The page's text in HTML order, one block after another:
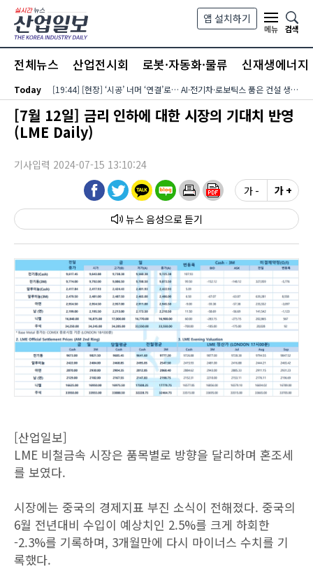
본문 바로가기
앱 설치하기
메뉴
검색
전체뉴스 산업전시회 로봇·자동화·물류 신재생에너지
Today [19:44] [현장] ‘시공’ 너머 ‘연결’로… AI·전기차·로보틱스 품은 건설 생태계
[7월 12일] 금리 인하에 대한 시장의 기대치 반영
(LME Daily)
기사입력 2024-07-15 13:10:24
뉴스 음성
가 - 가 +
[산업일보]
LME 비철금속 시장은 품목별로 방향을 달리하며 혼조세
를 보였다.
시장에는 중국의 경제지표 부진 소식이 전해졌다. 중국의
6월 전년대비 수입이 예상치인 2.5%를 크게 하회한
-2.3%를 기록하며, 3개월만에 다시 마이너스 수치를 기
록했다.